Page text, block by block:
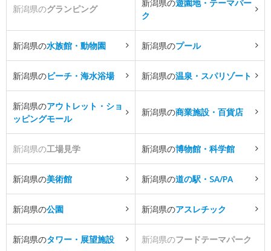
新潟県のグランピング
新潟県の遊園地・テーマパー
ク
新潟県の水族館・動物園 新潟県のプール
新潟県のビーチ・海水浴場 新潟県の温泉・スパリゾート
新潟県のアウトレット・ショ
ッピングモール
新潟県の商業施設・百貨店
新潟県の工場見学 新潟県の博物館・科学館
新潟県の美術館 新潟県の道の駅・SA/PA
新潟県の公園 新潟県のアスレチック
新潟県のタワー・展望施設 新潟県のフードテーマパーク